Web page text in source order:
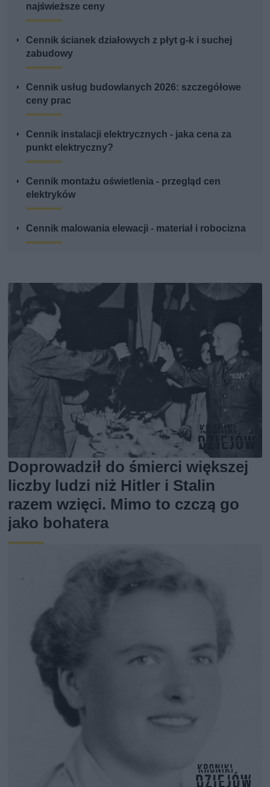
najświeższe ceny
Cennik ścianek działowych z płyt g-k i suchej
zabudowy
Cennik usług budowlanych 2026: szczegółowe
ceny prac
Cennik instalacji elektrycznych - jaka cena za
punkt elektryczny?
Cennik montażu oświetlenia - przegląd cen
elektryków
Cennik malowania elewacji - materiał i robocizna
Doprowadził do śmierci większej
liczby ludzi niż Hitler i Stalin
razem wzięci. Mimo to czczą go
jako bohatera